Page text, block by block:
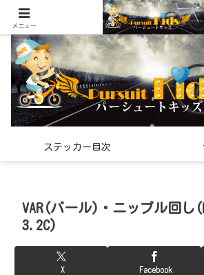
世界中で見つけた「希少なスポーツ雑貨
ステッカー目次
VAR(バール)・ニップル回し
3.2C)
X Facebook
メニュー